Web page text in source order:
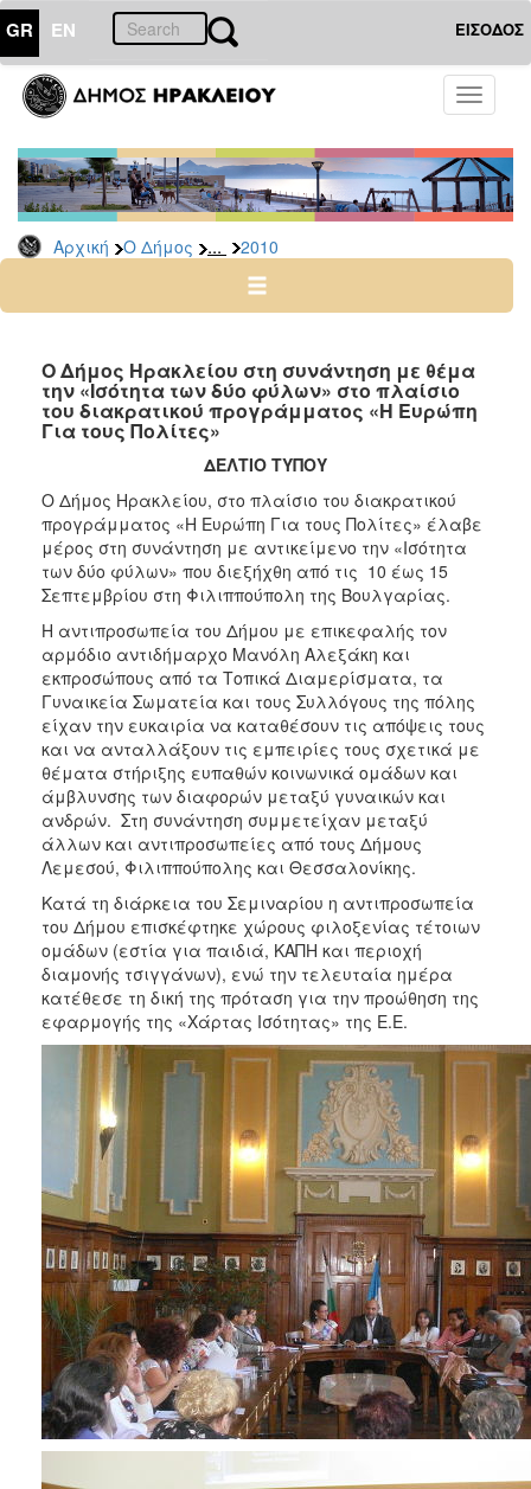
GR EN ΕΙΣΟΔΟΣ
Toggle
Αρχική Ο Δήμος ... 2010
ΔΗΜΟΣ
Δελτία
Τύπου
Αρχείο
2026
2024
2022
2021
2019
2018
2017
2016
2015
2013
2012
2011
2010
2006
ΤΟΠΟΣ
ΠΟΛΙΤΙΣΜΟΣ
ΑΝΘΕΚΤΙΚΗ
Ο Δήμος Ηρακλείου στη συνάντηση με θέμα
την «Ισότητα των δύο φύλων» στο πλαίσιο
του διακρατικού προγράμματος «Η Ευρώπη
Για τους Πολίτες»
ΔΕΛΤΙΟ ΤΥΠΟΥ
Ο Δήμος Ηρακλείου, στο πλαίσιο του διακρατικού
προγράμματος «Η Ευρώπη Για τους Πολίτες» έλαβε
μέρος στη συνάντηση με αντικείμενο την «Ισότητα
των δύο φύλων» που διεξήχθη από τις 10 έως 15
Σεπτεμβρίου στη Φιλιππούπολη της Βουλγαρίας.
Η αντιπροσωπεία του Δήμου με επικεφαλής τον
αρμόδιο αντιδήμαρχο Μανόλη Αλεξάκη και
εκπροσώπους από τα Τοπικά Διαμερίσματα, τα
Γυναικεία Σωματεία και τους Συλλόγους της πόλης
είχαν την ευκαιρία να καταθέσουν τις απόψεις τους
και να ανταλλάξουν τις εμπειρίες τους σχετικά με
θέματα στήριξης ευπαθών κοινωνικά ομάδων και
άμβλυνσης των διαφορών μεταξύ γυναικών και
ανδρών. Στη συνάντηση συμμετείχαν μεταξύ
άλλων και αντιπροσωπείες από τους Δήμους
Λεμεσού, Φιλιππούπολης και Θεσσαλονίκης.
Κατά τη διάρκεια του Σεμιναρίου η αντιπροσωπεία
του Δήμου επισκέφτηκε χώρους φιλοξενίας τέτοιων
ομάδων (εστία για παιδιά, ΚΑΠΗ και περιοχή
διαμονής τσιγγάνων), ενώ την τελευταία ημέρα
κατέθεσε τη δική της πρόταση για την προώθηση της
εφαρμογής της «Χάρτας Ισότητας» της Ε.Ε.